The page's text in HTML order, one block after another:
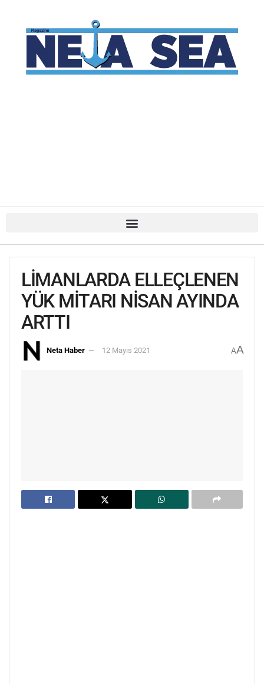
LİMANLARDA ELLEÇLENEN
YÜK MİTARI NİSAN AYINDA
ARTTI
Neta Haber 12 Mayıs 2021 AA